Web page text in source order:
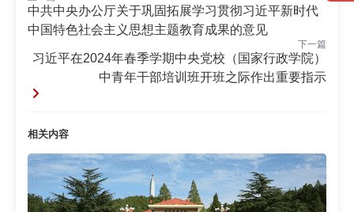
利，进而建立了新中国。1949年3月，具有伟大历
史意义的党的七届二中全会在这里召开。我们党领
导人民经过28年浴血奋战，即将完成以农村包围城
市、最后夺取全国胜利的历史任务，掌握全国政
这个重大历史转折，党中央和毛泽东同志深刻认识
到，必须使全党同志在胜利面前保持清醒头脑，在
夺取全国政权后经受住执政考验，防止出现骄傲自
中共中央办公厅关于巩固拓展学习贯彻习近平新时代
中国特色社会主义思想主题教育成果的意见
下一篇
习近平在2024年春季学期中央党校（国家行政学院）
中青年干部培训班开班之际作出重要指示
相关内容